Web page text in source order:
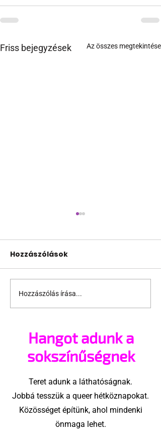
Friss bejegyzések Az összes megtekintése
Nyelni, vagy nem
nyelni?
Hozzászólások
Hozzászólás írása...
Hangot adunk a
sokszínűségnek
Teret adunk a láthatóságnak.
Jobbá tesszük a queer hétköznapokat.
Közösséget építünk, ahol mindenki
önmaga lehet.